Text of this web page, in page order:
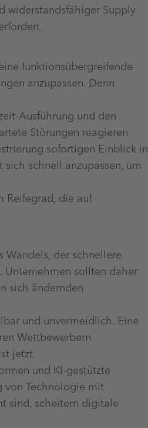
widerstandsfähiger Supply
funktionsübergreifende
anzupassen. Denn
Ausführung und den
Störungen reagieren
sofortigen Einblick in
schnell anzupassen, um
Reifegrad, die auf
Wandels, der schnellere
Unternehmen sollten daher
sich ändernden
und unvermeidlich. Eine
Wettbewerbern
jetzt.
und KI-gestützte
von Technologie mit
sind, scheitern digitale